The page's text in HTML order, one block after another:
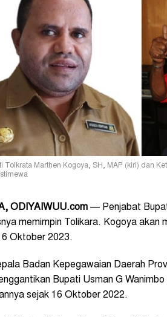
Tolkrata Marthen Kogoya, SH, MAP (kiri) dan
ODIYAIWUU.com — Penjabat
memimpin Tolikara. Kogoya akan
Oktober 2023.
Badan Kepegawaian Daerah
Bupati Usman G
sejak 16 Oktober 2022.